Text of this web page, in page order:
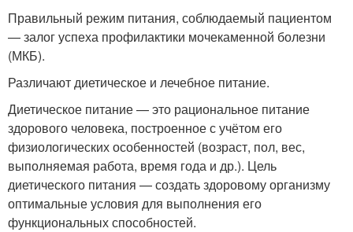
Правильный режим питания, соблюдаемый пациентом
— залог успеха профилактики мочекаменной болезни
(МКБ).
Различают диетическое и лечебное питание.
Диетическое питание — это рациональное питание
здорового человека, построенное с учётом его
физиологических особенностей (возраст, пол, вес,
выполняемая работа, время года и др.). Цель
диетического питания — создать здоровому организму
оптимальные условия для выполнения его
функциональных способностей.